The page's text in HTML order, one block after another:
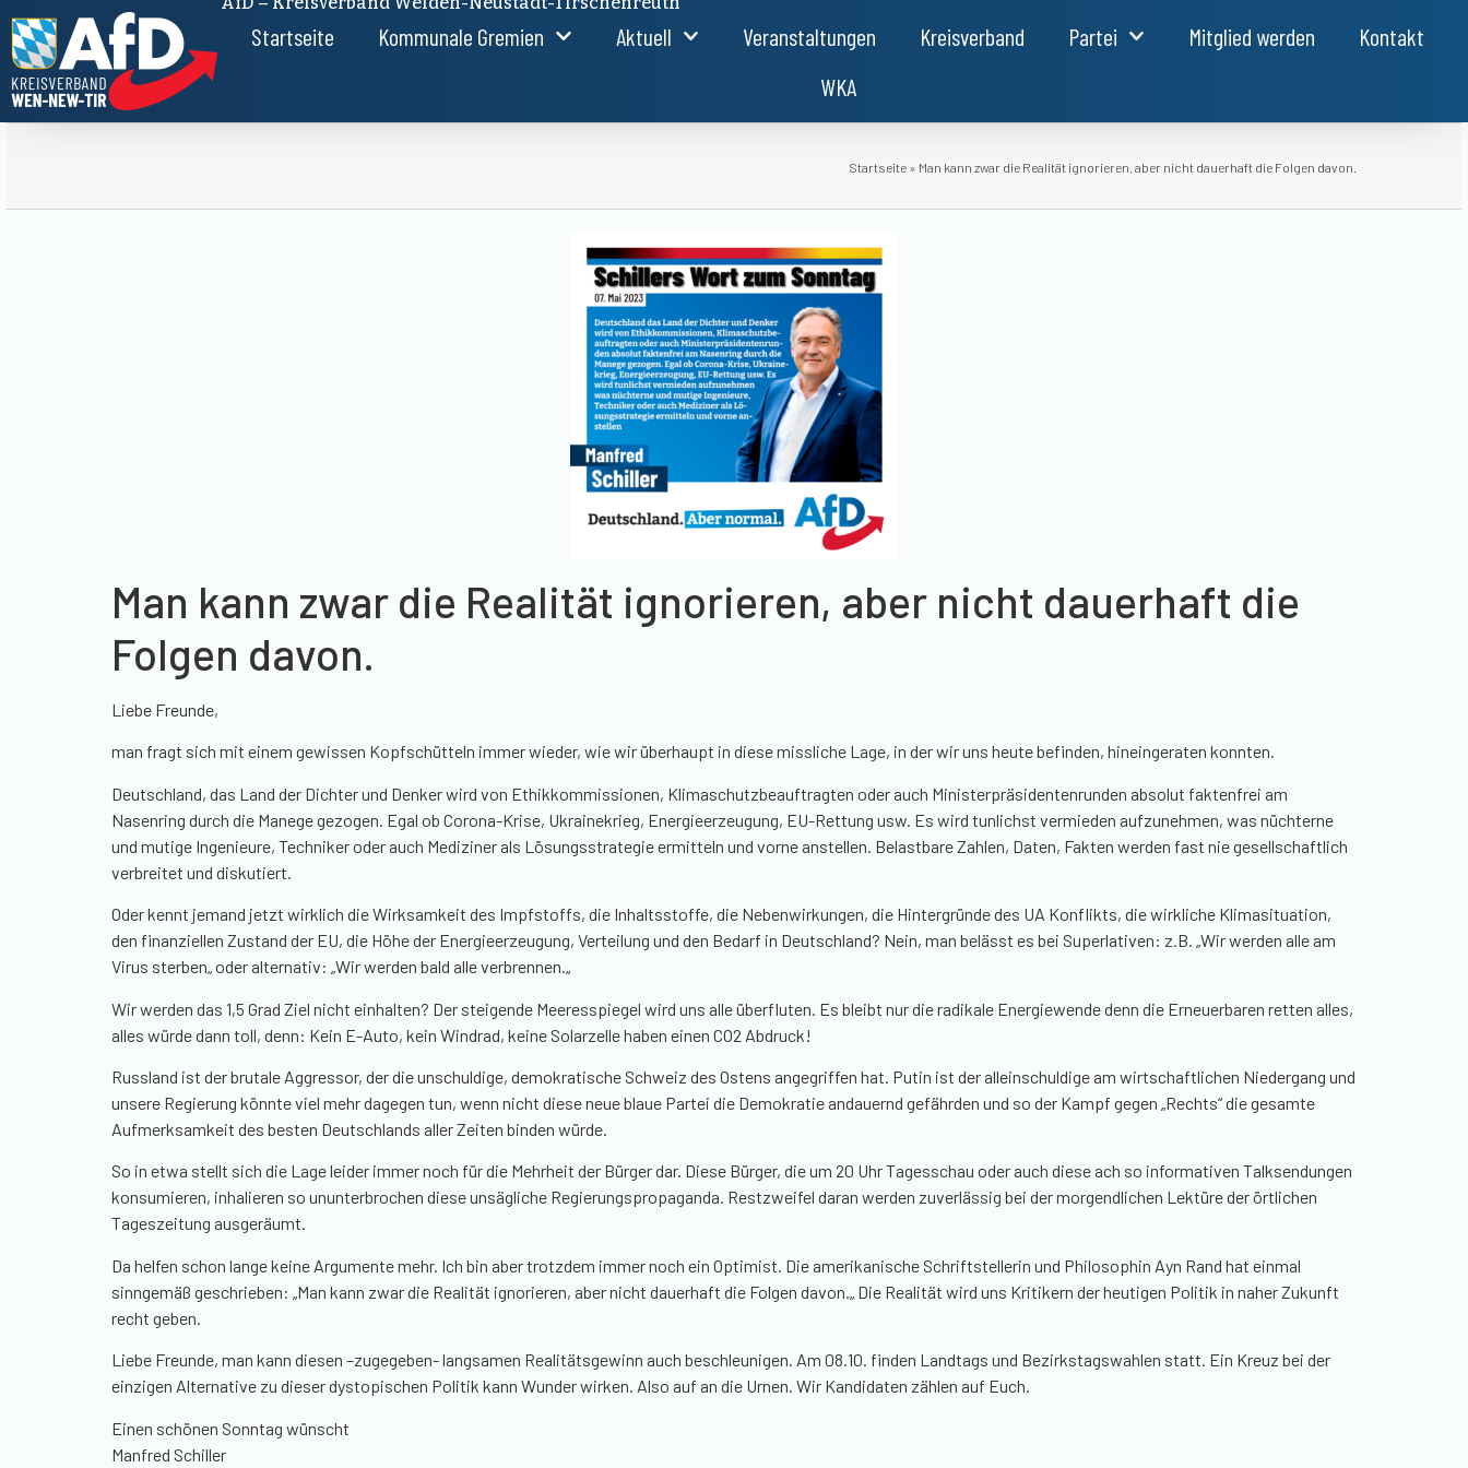
Startseite Kommunale Gremien Aktuell Veranstaltungen Kreisverband Partei Mitglied werden
Kontakt
WKA
Startseite » Man kann zwar die Realität ignorieren, aber nicht dauerhaft die Folgen davon.
Man kann zwar die Realität ignorieren, aber nicht dauerhaft die
Folgen davon.
Liebe Freunde,
man fragt sich mit einem gewissen Kopfschütteln immer wieder, wie wir überhaupt in diese missliche Lage, in der wir uns heute befinden, hineingeraten konnten.
Deutschland, das Land der Dichter und Denker wird von Ethikkommissionen, Klimaschutzbeauftragten oder auch Ministerpräsidentenrunden absolut faktenfrei am
Nasenring durch die Manege gezogen. Egal ob Corona-Krise, Ukrainekrieg, Energieerzeugung, EU-Rettung usw. Es wird tunlichst vermieden aufzunehmen, was nüchterne
und mutige Ingenieure, Techniker oder auch Mediziner als Lösungsstrategie ermitteln und vorne anstellen. Belastbare Zahlen, Daten, Fakten werden fast nie gesellschaftlich
verbreitet und diskutiert.
Oder kennt jemand jetzt wirklich die Wirksamkeit des Impfstoffs, die Inhaltsstoffe, die Nebenwirkungen, die Hintergründe des UA Konflikts, die wirkliche Klimasituation,
den finanziellen Zustand der EU, die Höhe der Energieerzeugung, Verteilung und den Bedarf in Deutschland? Nein, man belässt es bei Superlativen: z.B. „Wir werden alle am
Virus sterben„oder alternativ: „Wir werden bald alle verbrennen.„
Wir werden das 1,5 Grad Ziel nicht einhalten? Der steigende Meeresspiegel wird uns alle überfluten. Es bleibt nur die radikale Energiewendedenn die Erneuerbaren retten alles,
alles würde dann toll, denn: Kein E-Auto, kein Windrad, keine Solarzelle haben einen CO2 Abdruck!
Russland ist der brutale Aggressor, der die unschuldige, demokratische Schweiz des Ostens angegriffen hat. Putin ist der alleinschuldige am wirtschaftlichen Niedergang und
unsere Regierung könnte viel mehr dagegen tun, wenn nicht diese neue blaue Partei die Demokratie andauernd gefährden und so der Kampf gegen „Rechts“die gesamte
Aufmerksamkeit des besten Deutschlands aller Zeiten binden würde.
So in etwa stellt sich die Lage leider immer noch für die Mehrheit der Bürger dar. Diese Bürger, die um 20 Uhr Tagesschau oder auch diese ach so informativen Talksendungen
konsumieren, inhalieren so ununterbrochen diese unsägliche Regierungspropaganda. Restzweifel daran werden zuverlässig bei der morgendlichen Lektüre der örtlichen
Tageszeitung ausgeräumt.
Da helfen schon lange keine Argumente mehr. Ich bin aber trotzdem immer noch ein Optimist. Die amerikanische Schriftstellerin und Philosophin Ayn Rand hat einmal
sinngemäß geschrieben: Man kann zwar die Realität ignorieren, aber nicht dauerhaft die Folgen davon.
Die Realität wird uns Kritikern der heutigen Politik in naher Zukunft
recht geben.
Liebe Freunde, man kann diesen –zugegeben-langsamen Realitätsgewinn auch beschleunigen. Am 08.10. finden Landtags und Bezirkstagswahlen statt. Ein Kreuz bei der
einzigen Alternative zu dieser dystopischen Politik kann Wunder wirken. Also auf an die Urnen. Wir Kandidaten zählen auf Euch.
Einen schönen Sonntag wünscht
Manfred Schiller